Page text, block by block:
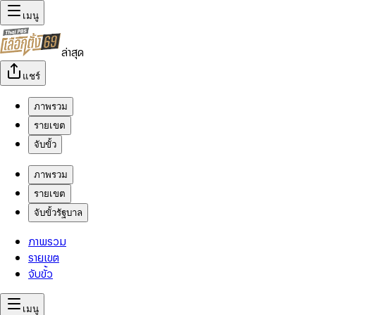
เมนู
ล่าสุด
แชร์
ภาพรวม
รายเขต
จับขั้ว
ภาพรวม
รายเขต
จับขั้วรัฐบาล
ภาพรวม
รายเขต
จับขั้ว
เมนู